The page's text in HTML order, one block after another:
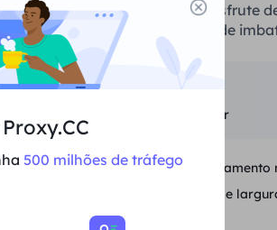
$0/Dia
(ISP) e desfrute
estabilidade
Preço
Recomendar
Posicionamento
Sessões e
500 milhões de tráfego